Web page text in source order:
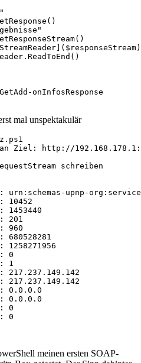
onInfosResponse
mal unspektakulär
Ziel: http://
schreiben
upnp-
10452
1453440
201
960
: 0
: 1
: 0.0.0.0
: 0.0.0.0
: 0
: 0
meinen ersten SOAP-